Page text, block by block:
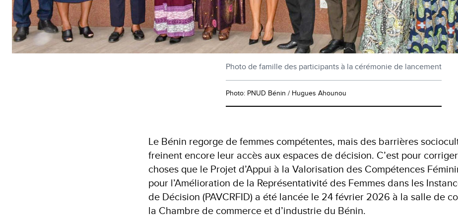
Photo de famille des participants à la cérémonie de lancement
Photo: PNUD Bénin / Hugues Ahounou
Le Bénin regorge de femmes compétentes, mais des barrières
freinent encore leur accès aux espaces de décision. C’est pour
choses que le Projet d’Appui à la Valorisation des Compétences
pour l’Amélioration de la Représentativité des Femmes dans les
de Décision (PAVCRFID) a été lancée le 24 février 2026 à la salle de
la Chambre de commerce et d’industrie du Bénin.